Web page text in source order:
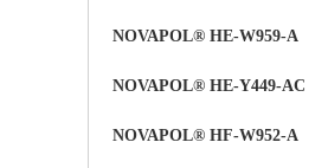
NOVAPOL® HE-W959-A
NOVAPOL® HE-Y449-AC
NOVAPOL® HF-W952-A